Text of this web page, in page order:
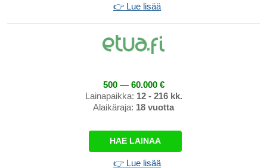
👉 Lue lisää
500 — 60.000 €
Lainapaikka: 12 - 216 kk.
Alaikäraja: 18 vuotta
HAE LAINAA
👉 Lue lisää